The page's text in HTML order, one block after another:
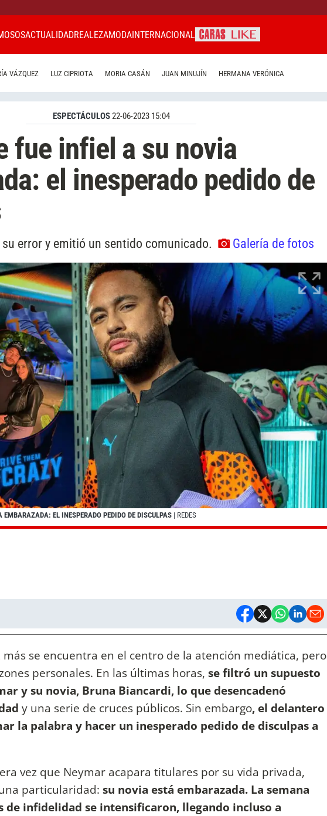
ACTUALIDADREALEZAMODAINTERNACIONAL
VÁZQUEZ LUZ CIPRIOTA MORIA CASÁN JUAN MINUJÍN HERMANA VERÓNICA
ESPECTÁCULOS22-06-2023 15:04
fue infiel a su novia
el inesperado pedido de
error y emitió un sentido comunicado. Galería de fotos
EL INESPERADO PEDIDO DE DISCULPAS | REDES
más se encuentra en el centro de la atención mediática, pero
personales. En las últimas horas, se filtró un supuesto
y su novia, Bruna Biancardi, lo que desencadenó
y una serie de cruces públicos. Sin embargo, el delantero
la palabra y hacer un inesperado pedido de disculpas a
vez que Neymar acapara titulares por su vida privada,
particularidad: su novia está embarazada. La semana
de infidelidad se intensificaron, llegando incluso a